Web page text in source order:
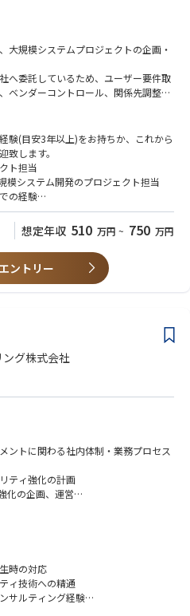
大規模システムプロジェクトの企画・
へ委託しているため、ユーザー要件取
ベンダーコントロール、関係先調整等
、保守の担当やプロジェクトメンバ
す。
部、コーポレートシステム部、次期シ
発、運用、保守
テム(クレジット等)、発注推奨システ
般の会計、人事管理、店舗設備管理な
パーバイザー)指導支援ツール、ポー
守
ド環境等やSaas等を利用したシステム
、データ連携基盤の構築
、人事管理、情報分析、DX等のコーポ
の店舗運営に関わるシステムの企画、
ンピューターに関連するシステム
験(目安3年以上)をお持ちか、これから
致します。
ト担当
模システム開発のプロジェクト担当
の経験
スに関わる経験
ステム構築経験
スト設計対応の経験
の経験
想定年収 510 万円 ~ 750 万円
ントリー
グ株式会社
ントに関わる社内体制・業務プロセス
ティ強化の計画
化の企画、運営
運用
、管理
監査
た各施策立案、セキュリティ訓練実
時の対応
ィ技術への精通
サルティング経験
識と経験